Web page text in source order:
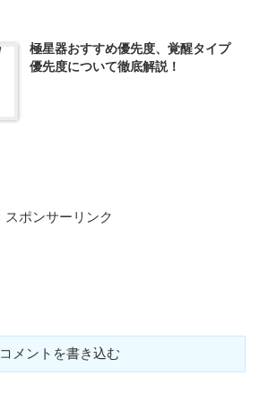
極星器おすすめ優先度、覚醒タイプ
優先度について徹底解説！
スポンサーリンク
コメントを書き込む